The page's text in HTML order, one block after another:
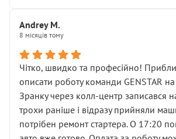
Для людини, яка хоча б трохи
це звучить як мінімум непрофесійно,
спроба продати дорогий вузол
ущільнювачів.
Що прикро — це не перший мій візит.
вас стартер, і тоді сервіс наче
враження. Але згодом знайшов
лобовим склом. Мені пояснили, що це
відкручували”, і попросили не
Andrey M.
8 місяців тому
Чітко, швидко та професійно!
описати роботу команди GENSTAR
Зранку через колл-центр записався
трохи раніше і відразу прийняли
потрібен ремонт стартера. О 17:20